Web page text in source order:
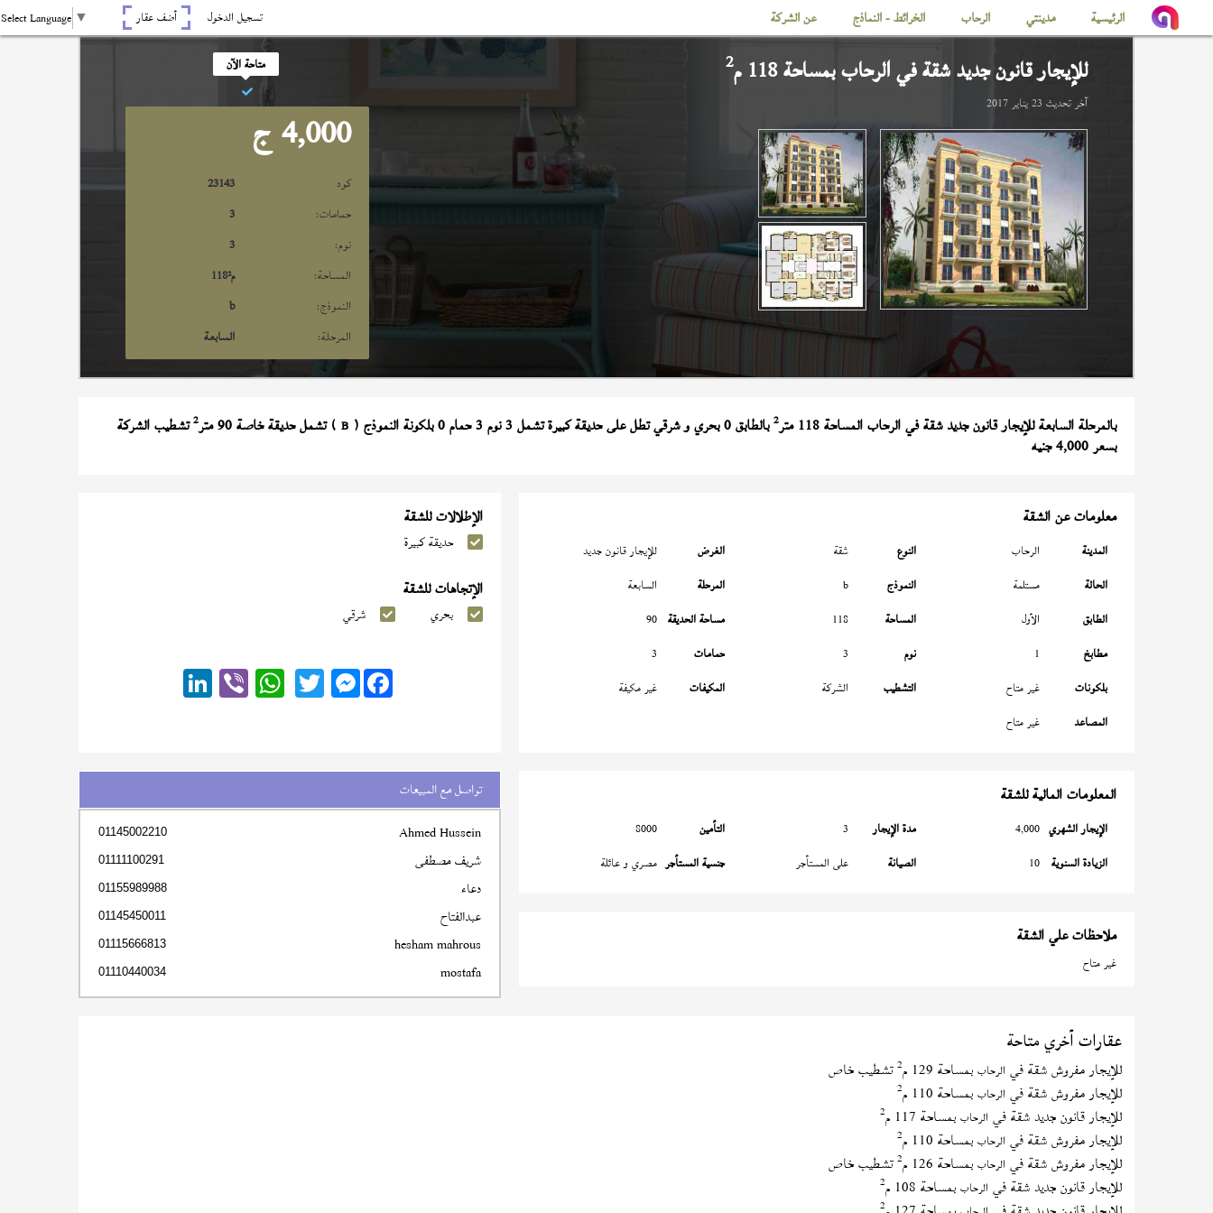
الرئيسية مدينتي الرحاب الخرائط - النماذج عن الشركة تسجيل الدخول أضف عقار Select Language ▼
للإيجار قانون جديد شقة فيالرحاببمساحة 118 م 2
آخر تحديث 23 يناير 2017
متاحة الآن
4,000 ج
كود
23143
حمامات:
3
نوم:
3
المساحة:
118م²
النموذج:
b
المرحلة:
السابعة
بالمرحلة السابعة للإيجار قانون جديد شقة في الرحاب المساحة 118 متر 2بالطابق 0 بحري و شرقي تطل على حديقة كبيرة تشمل 3 نوم 3 حمام 0 بلكونة النموذج ( B ) تشمل حديقة خاصة 90 متر 2تشطيب الشركة
بسعر 4,000 جنيه
معلومات عن الشقة
المدينة الرحاب النوع شقة الغرض
للإيجار قانون جديد
الحالة
مستلمة النموذج b المرحلة
السابعة
الطابق
الأول المساحة 118 مساحة الحديقة 90
مطابخ
1 نوم 3 حمامات
3
بلكونات
غير متاح التشطيب الشركة المكيفات
غير مكيفة
المصاعد
غير متاح
الإطلالات للشقة
حديقة كبيرة
الإتجاهات للشقة
بحري شرقي
Messenger
المعلومات المالية للشقة
الإيجار الشهري 4,000 مدة الإيجار 3 التأمين
8000
الزيادة السنوية 10 الصيانة على المستأجر جنسية المستأجر مصري و عائلة
ملاحظات علي الشقة
غير متاح
تواصل مع المبيعات
Ahmed Hussein
01145002210
شريف مصطفى 01111100291
دعاء 01155989988
عبدالفتاح 01145450011
hesham mahrous
01115666813
mostafa
01110440034
عقارات أخري متاحة
للإيجار مفروش شقة في الرحاب بمساحة 129 م 2تشطيب خاص
للإيجار مفروش شقة في الرحاب بمساحة 110 م 2
للإيجار قانون جديد شقة في الرحاب بمساحة 117 م 2
للإيجار مفروش شقة في الرحاب بمساحة 110 م 2
للإيجار مفروش شقة في الرحاب بمساحة 126 م 2تشطيب خاص
للإيجار قانون جديد شقة في الرحاب بمساحة 108 م 2
2